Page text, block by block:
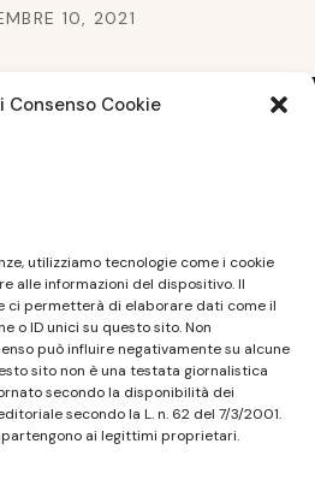
Consenso Cookie
utilizziamo tecnologie come i cookie
alle informazioni del dispositivo. Il
ci permetterà di elaborare dati come il
o ID unici su questo sito. Non
può influire negativamente su alcune
sito non è una testata giornalistica
secondo la disponibilità dei
secondo la L. n. 62 del 7/3/2001.
ai legittimi proprietari.
10, 2021
essendo aggiornato
e la reperibilità dei materiali.
considerato in alcun modo
sensi della L. n. 62 del
riportati appartengono ai
di terzi, nomi di prodotti,